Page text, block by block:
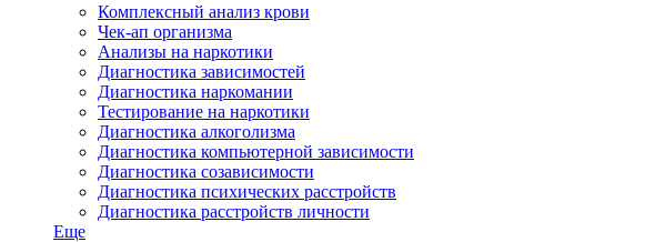
Комплексный анализ крови
Чек-ап организма
Анализы на наркотики
Диагностика зависимостей
Диагностика наркомании
Тестирование на наркотики
Диагностика алкоголизма
Диагностика компьютерной зависимости
Диагностика созависимости
Диагностика психических расстройств
Диагностика расстройств личности
Еще